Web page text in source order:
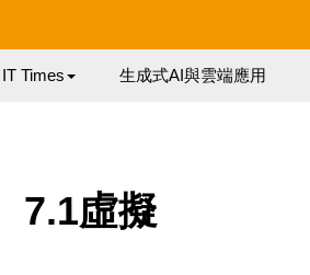
IT Times 生成式AI與雲端應用
7.1虛擬